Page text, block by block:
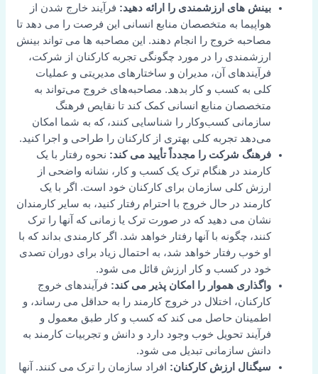
بینش های ارزشمندی را ارائه دهید: فرآیند خارج شدن از
هواپیما به متخصصان منابع انسانی این فرصت را می دهد تا
مصاحبه خروج را انجام دهند. این مصاحبه ها می تواند بینش
ارزشمندی را در مورد چگونگی تجربه کارکنان از شرکت،
فرآیندهای آن، مدیران و ساختارهای مدیریتی و عملیات
کلی به کسب و کار بدهد. مصاحبه‌های خروج می‌تواند به
متخصصان منابع انسانی کمک کند تا نقایص فرهنگ
سازمانی کسب‌وکار را شناسایی کنند، که به شما امکان
می‌دهد تجربه کلی بهتری از کارکنان را طراحی و اجرا کنید.
فرهنگ شرکت را مجدداً تأیید می کند: نحوه رفتار با یک
کارمند در هنگام ترک یک کسب و کار، نشانه واضحی از
ارزش کلی سازمان برای کارکنان خود است. اگر با یک
کارمند در حال خروج با احترام رفتار کنید، به سایر کارمندان
نشان می دهید که در صورت ترک یا زمانی که آنها را ترک
کنند، چگونه با آنها رفتار خواهد شد. اگر کارمندی بداند که با
او خوب رفتار خواهد شد، به احتمال زیاد برای دوران تصدی
خود در کسب و کار ارزش قائل می شود.
واگذاری هموار را امکان پذیر می کند: فرآیندهای خروج
کارکنان، اختلال در خروج کارمند را به حداقل می رساند، و
اطمینان حاصل می کند که کسب و کار طبق معمول و
فرآیند تحویل خوب وجود دارد و دانش و تجربیات کارمند به
دانش سازمانی تبدیل می شود.
سیگنال ارزش کارکنان: افراد سازمان را ترک می کنند. آنها